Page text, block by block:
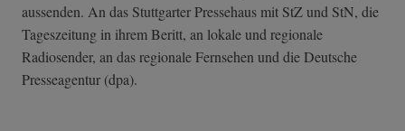
aussenden. An das Stuttgarter Pressehaus mit StZ und StN, die
Tageszeitung in ihrem Beritt, an lokale und regionale
Radiosender, an das regionale Fernsehen und die Deutsche
Presseagentur (dpa).